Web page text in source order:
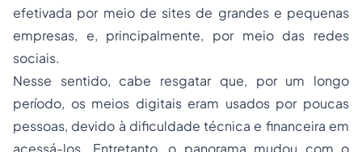
efetivada por meio de sites de grandes e pequenas
empresas, e, principalmente, por meio das redes
sociais.
Nesse sentido, cabe resgatar que, por um longo
período, os meios digitais eram usados por poucas
pessoas, devido à dificuldade técnica e financeira em